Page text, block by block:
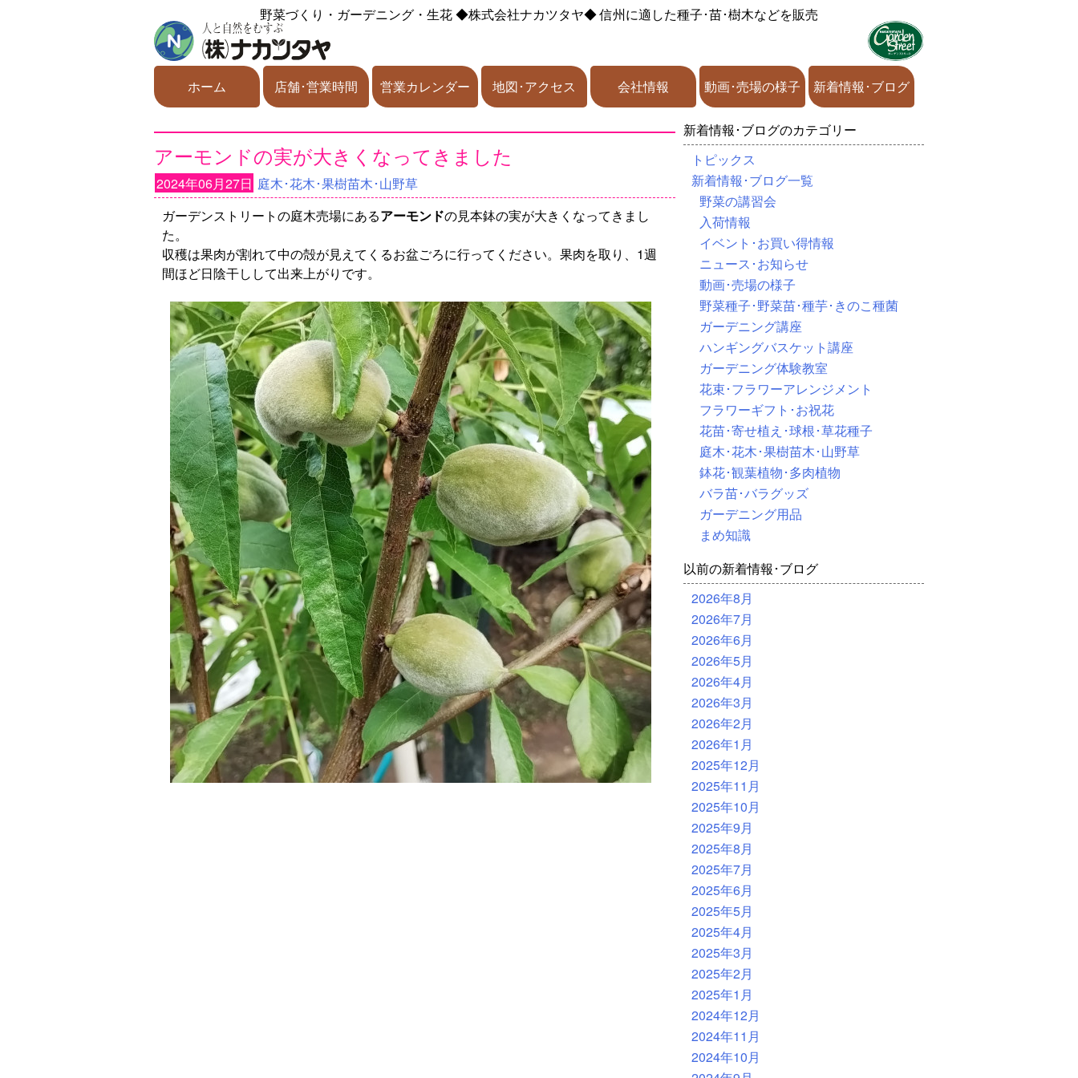
野菜づくり・ガーデニング・生花◆株式会社ナカツタヤ◆信州に適した種子･苗･樹木などを販売
ホーム 店舗･営業時間 営業カレンダー 地図･アクセス 会社情報 動画･売場の様子 新着情報･ブログ
アーモンドの実が大きくなってきました
2024年06月27日 庭木･花木･果樹苗木･山野草
ガーデンストリートの庭木売場にあるアーモンドの見本鉢の実が大きくなってきまし
た。
収穫は果肉が割れて中の殻が見えてくるお盆ごろに行ってください。果肉を取り、1週
間ほど日陰干しして出来上がりです。
新着情報･ブログのカテゴリー
トピックス
新着情報･ブログ一覧
野菜の講習会
入荷情報
イベント･お買い得情報
ニュース･お知らせ
動画･売場の様子
野菜種子･野菜苗･種芋･きのこ種菌
ガーデニング講座
ハンギングバスケット講座
ガーデニング体験教室
花束･フラワーアレンジメント
フラワーギフト･お祝花
花苗･寄せ植え･球根･草花種子
庭木･花木･果樹苗木･山野草
鉢花･観葉植物･多肉植物
バラ苗･バラグッズ
ガーデニング用品
まめ知識
以前の新着情報･ブログ
2026年8月
2026年7月
2026年6月
2026年5月
2026年4月
2026年3月
2026年2月
2026年1月
2025年12月
2025年11月
2025年10月
2025年9月
2025年8月
2025年7月
2025年6月
2025年5月
2025年4月
2025年3月
2025年2月
2025年1月
2024年12月
2024年11月
2024年10月